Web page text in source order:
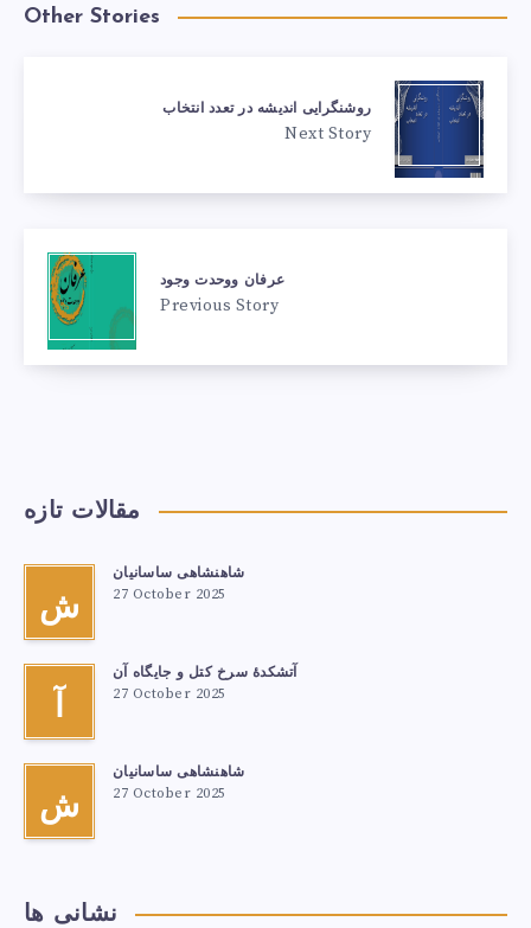
Other Stories
روشنگرایی اندیشه در تعدد انتخاب
Next Story
عرفان ووحدت وجود
Previous Story
مقالات تازه
ش
شاهنشاهی ساسانیان
27 October 2025
آ
آتشكدهٔ سرخ‌ کتل و جایگاه آن
27 October 2025
ش
شاهنشاهی ساسانیان
27 October 2025
نشانی ها